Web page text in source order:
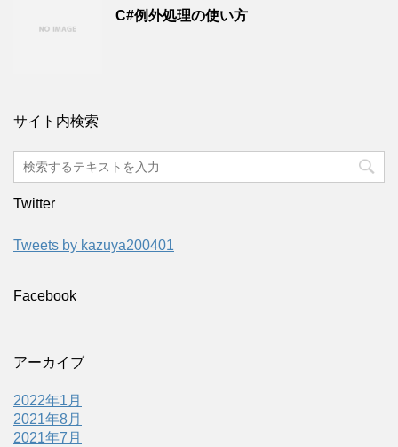
C#例外処理の使い方
サイト内検索
Twitter
Tweets by kazuya200401
Facebook
アーカイブ
2022年1月
2021年8月
2021年7月